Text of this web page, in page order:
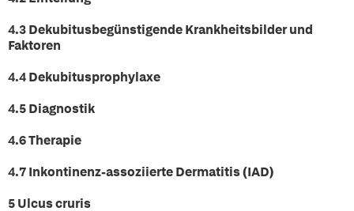
4.3 Dekubitusbegünstigende Krankheitsbilder und
Faktoren
4.4 Dekubitusprophylaxe
4.5 Diagnostik
4.6 Therapie
4.7 Inkontinenz-assoziierte Dermatitis (IAD)
5 Ulcus cruris